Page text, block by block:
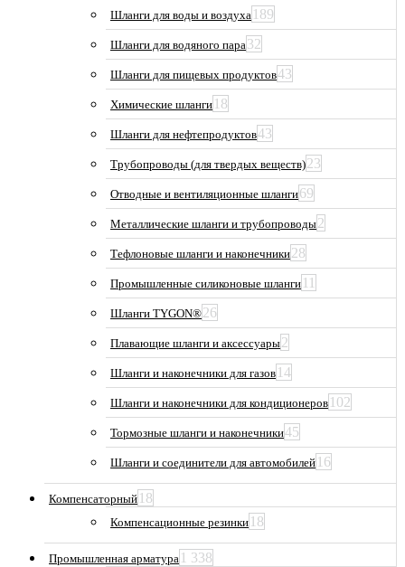
Шланги для воды и воздуха 189
Шланги для водяного пара32
Шланги для пищевых продуктов43
Химические шланги 18
Шланги для нефтепродуктов43
Трубопроводы (для твердых веществ)23
Отводные и вентиляционные шланги69
Металлические шланги и трубопроводы2
Тефлоновые шланги и наконечники28
Промышленные силиконовые шланги 11
Шланги TYGON®26
Плавающие шланги и аксессуары2
Шланги и наконечники для газов 14
Шланги и наконечники для кондиционеров 102
Тормозные шланги и наконечники45
Шланги и соединители для автомобилей 16
Компенсаторный 18
Компенсационные резинки 18
Промышленная арматура 1 338